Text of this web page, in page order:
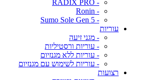
- RADIX PRO
- Ronin
- Sumo Sole Gen 5
עוריות
- מגני זיעה
- עוריות ורסטיליות
- עוריות ללא מגנזיום
- עוריות לשימוש עם מגנזיום
רצועות